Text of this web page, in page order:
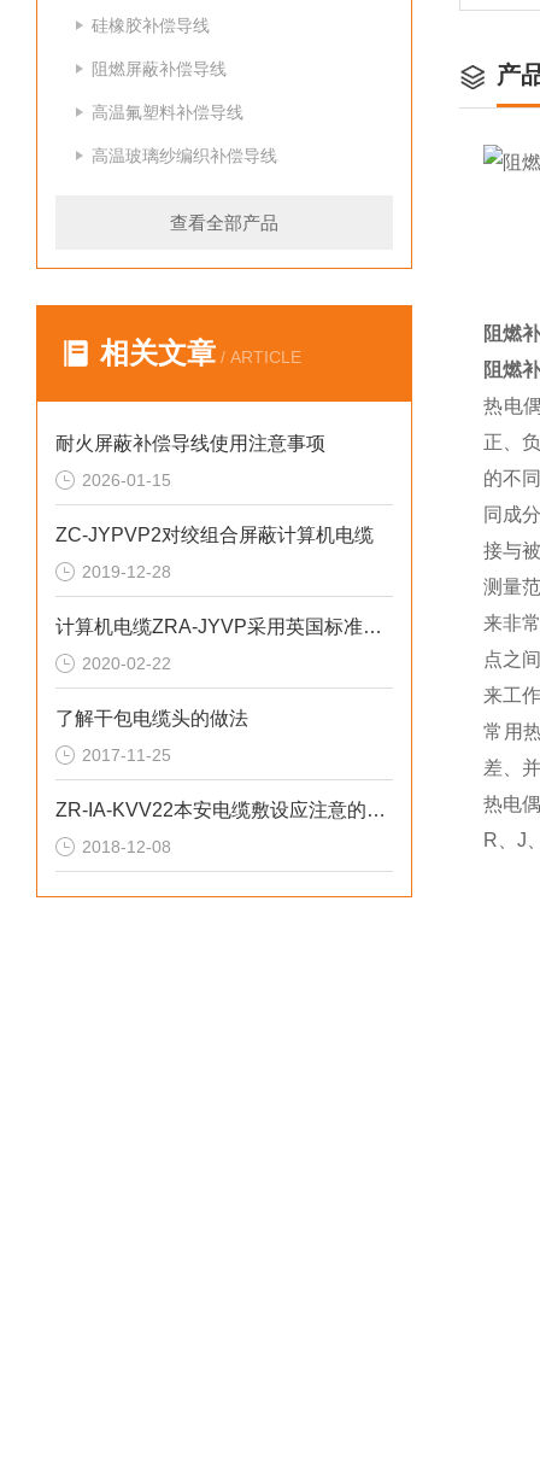
硅橡胶补偿导线
阻燃屏蔽补偿导线
高温氟塑料补偿导线
高温玻璃纱编织补偿导线
查看全部产品
相关文章 / ARTICLE
耐火屏蔽补偿导线使用注意事项
2026-01-15
ZC-JYPVP2对绞组合屏蔽计算机电缆
2019-12-28
计算机电缆ZRA-JYVP采用英国标准BS5308
2020-02-22
了解干包电缆头的做法
2017-11-25
ZR-IA-KVV22本安电缆敷设应注意的问题
2018-12-08
产
阻燃
阻燃
热电
正、
的不
同成
接与
测量
来非
点之
来工
常用
差、
热电
R、J